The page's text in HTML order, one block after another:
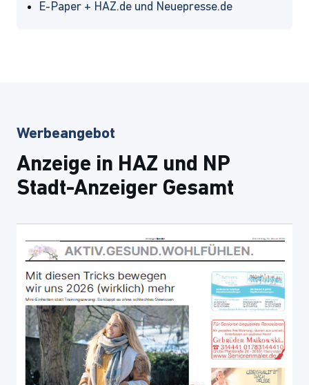
E-Paper + HAZ.de und Neuepresse.de
Werbeangebot
Anzeige in HAZ und NP
Stadt-Anzeiger Gesamt